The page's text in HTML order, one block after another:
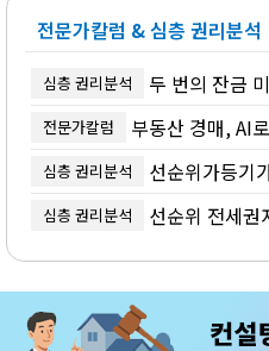
전문가칼럼 & 심층 권리분석
심층 권리분석 두 번의 잔금
전문가칼럼 부동산 경매, AI
심층 권리분석 선순위가등기
심층 권리분석 선순위 전세권